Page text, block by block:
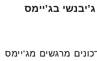
בג’יימס
מרגשים מג’יימס